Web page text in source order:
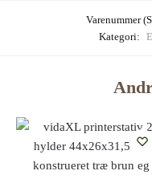
Varenummer
Kategori: